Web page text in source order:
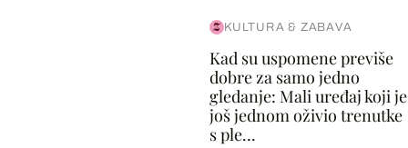
KULTURA & ZABAVA
Kad su uspomene previše
dobre za samo jedno
gledanje: Mali uređaj koji je
još jednom oživio trenutke
s ple...